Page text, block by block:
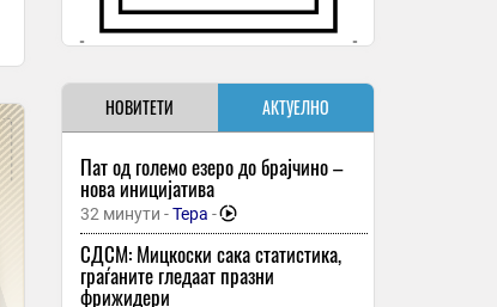
НОВИТЕТИ АКТУЕЛНО
Пат од големо езеро до брајчино –
нова иницијатива
32 минути -Тера -
СДСМ: Мицкоски сака статистика,
граѓаните гледаат празни
фрижидери